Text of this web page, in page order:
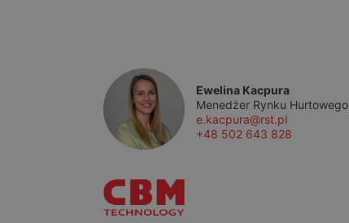
Ewelina Kacpura
Menedżer Rynku Hurtowego
e.kacpura@rst.pl
+48 502 643 828